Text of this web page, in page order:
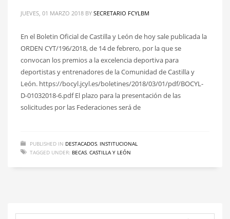
JUEVES, 01 MARZO 2018 BY SECRETARIO FCYLBM
En el Boletin Oficial de Castilla y León de hoy sale publicada la
ORDEN CYT/196/2018, de 14 de febrero, por la que se
convocan los premios a la excelencia deportiva para
deportistas y entrenadores de la Comunidad de Castilla y
León. https://bocyl.jcyl.es/boletines/2018/03/01/pdf/BOCYL-
D-01032018-6.pdf El plazo para la presentación de las
solicitudes por las Federaciones será de
PUBLISHED IN DESTACADOS INSTITUCIONAL
TAGGED UNDER: BECAS CASTILLA Y LEÓN